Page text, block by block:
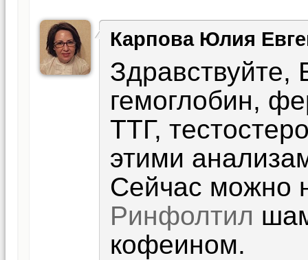
Карпова Юлия
Здравствуйте,
гемоглобин,
ТТГ,
этими
Сейчас можно
Ринфолтил
кофеином.